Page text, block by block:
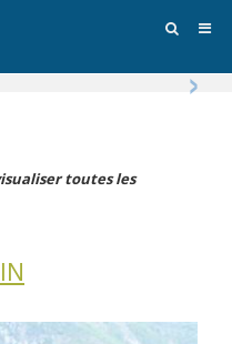
›
toutes les